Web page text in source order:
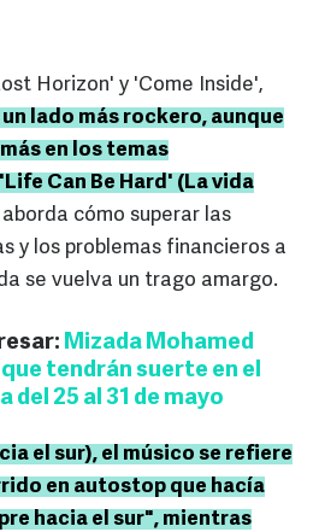
Horizon' y 'Come Inside',
lado más rockero, aunque
en los temas
Can Be Hard' (La vida
cómo superar las
y los problemas financieros a
se vuelva un trago amargo.
Mizada Mohamed
tendrán suerte en el
del 25 al 31 de mayo
el sur), el músico se refiere
en autostop que hacía
hacia el sur", mientras